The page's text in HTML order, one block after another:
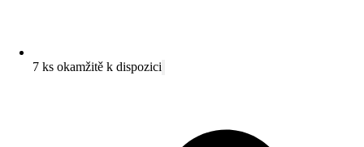
7 ks okamžitě k dispozici